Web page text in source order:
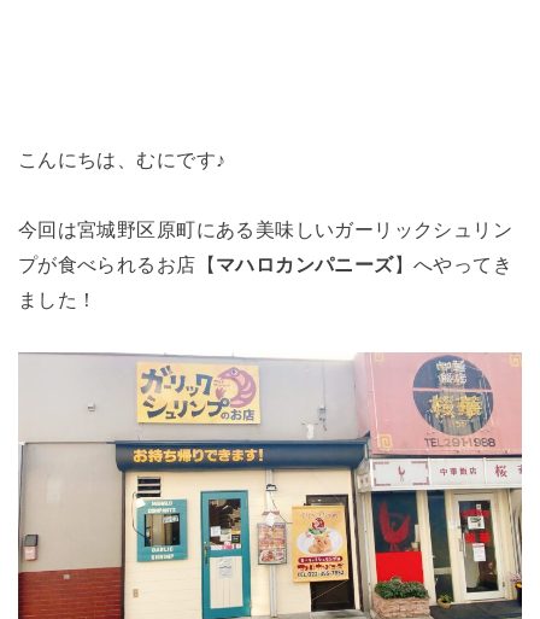
こんにちは、むにです♪
今回は宮城野区原町にある美味しいガーリックシュリン
プが食べられるお店【マハロカンパニーズ】へやってき
ました！